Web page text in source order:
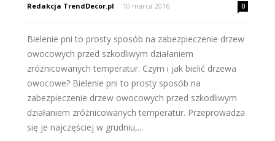
Redakcja TrendDecor.pl - 10 marca 2016 0
Bielenie pni to prosty sposób na zabezpieczenie drzew
owocowych przed szkodliwym działaniem
zróżnicowanych temperatur. Czym i jak bielić drzewa
owocowe? Bielenie pni to prosty sposób na
zabezpieczenie drzew owocowych przed szkodliwym
działaniem zróżnicowanych temperatur. Przeprowadza
się je najczęściej w grudniu,...